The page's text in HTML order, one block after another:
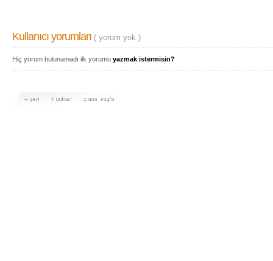
Kullanıcı yorumları ( yorum yok )
Hiç yorum bulunamadı ilk yorumu yazmak istermisin?